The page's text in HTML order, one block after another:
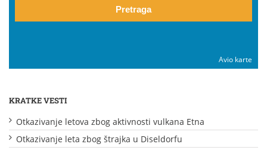
Pretraga
Avio karte
KRATKE VESTI
Otkazivanje letova zbog aktivnosti vulkana Etna
Otkazivanje leta zbog štrajka u Diseldorfu